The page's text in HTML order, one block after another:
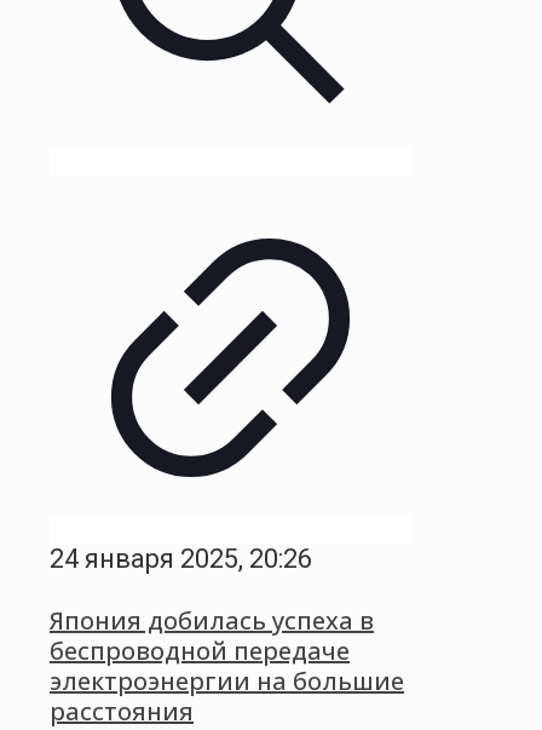
24 января 2025, 20:26
Япония добилась успеха в
беспроводной передаче
электроэнергии на большие
расстояния